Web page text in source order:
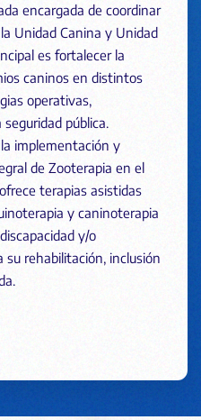
encargada de coordinar
Unidad Canina y Unidad
es fortalecer la
caninos en distintos
operativas,
pública.
implementación y
de Zooterapia en el
terapias asistidas
y caninoterapia
y/o
rehabilitación, inclusión